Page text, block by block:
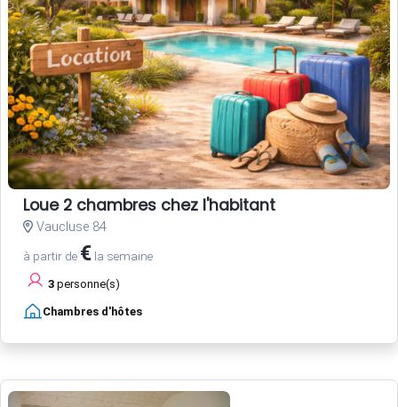
Loue 2 chambres chez l'habitant
Vaucluse 84
à partir de € la semaine
3 personne(s)
Chambres d'hôtes